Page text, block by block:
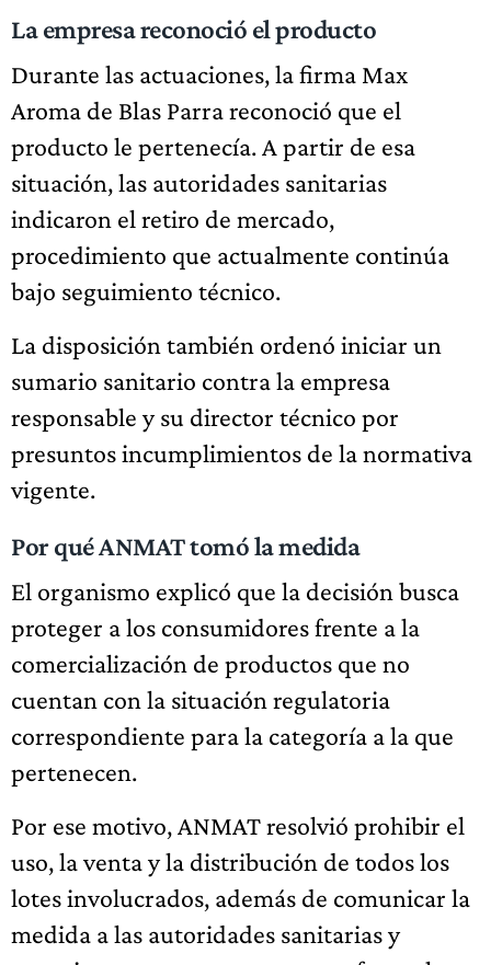
La empresa reconoció el producto
Durante las actuaciones, la firma Max
Aroma de Blas Parra reconoció que el
producto le pertenecía. A partir de esa
situación, las autoridades sanitarias
indicaron el retiro de mercado,
procedimiento que actualmente continúa
bajo seguimiento técnico.
La disposición también ordenó iniciar un
sumario sanitario contra la empresa
responsable y su director técnico por
presuntos incumplimientos de la normativa
vigente.
Por qué ANMAT tomó la medida
El organismo explicó que la decisión busca
proteger a los consumidores frente a la
comercialización de productos que no
cuentan con la situación regulatoria
correspondiente para la categoría a la que
pertenecen.
Por ese motivo, ANMAT resolvió prohibir el
uso, la venta y la distribución de todos los
lotes involucrados, además de comunicar la
medida a las autoridades sanitarias y